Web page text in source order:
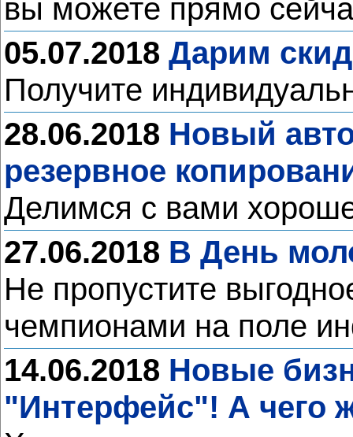
вы можете прямо
05.07.2018 Дарим
Получите
28.06.2018 Новый
резервное
Делимся с вами
27.06.2018 В День
Не пропустите
чемпионами на поле
14.06.2018 Новые
"Интерфейс"! А чего